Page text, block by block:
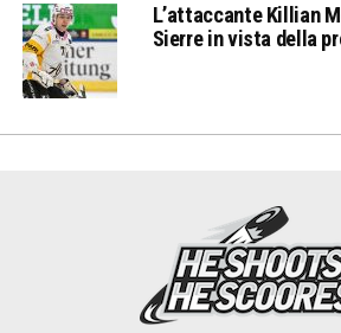
L’attaccante Killian
Sierre in vista della